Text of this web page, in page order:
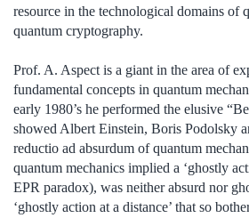
resource in the technological domains of
quantum cryptography.
Prof. A. Aspect is a giant in the area of
fundamental concepts in quantum
early 1980’s he performed the elusive
showed Albert Einstein, Boris Podolsky
reductio ad absurdum of quantum
quantum mechanics implied a ‘ghostly
EPR paradox), was neither absurd nor
‘ghostly action at a distance’ that so